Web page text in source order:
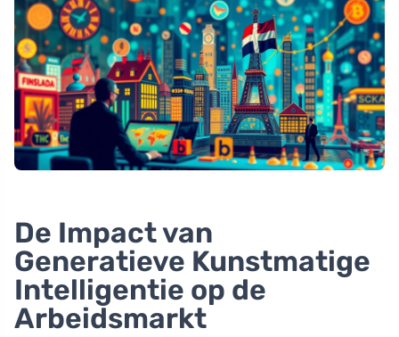
De Impact van
Generatieve Kunstmatige
Intelligentie op de
Arbeidsmarkt